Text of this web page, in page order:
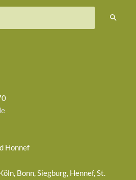
Honnef
Bonn, Siegburg, Hennef, St.